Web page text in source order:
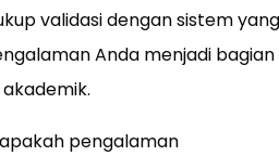
validasi dengan sistem yang
Anda menjadi bagian
pengalaman